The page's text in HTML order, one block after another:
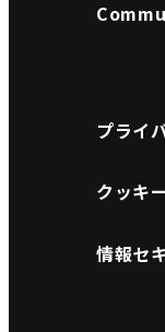
プライ
クッキ
情報セ